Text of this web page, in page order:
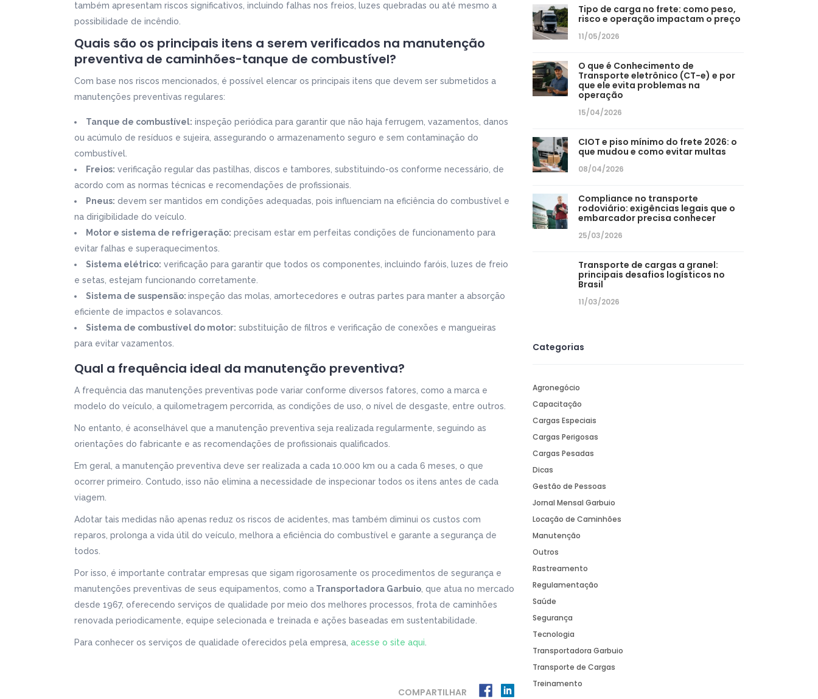
também apresentam riscos significativos, incluindo falhas nos freios, luzes quebradas ou até mesmo a
possibilidade de incêndio.
Quais são os principais itens a serem verificados na manutenção
preventiva de caminhões-tanque de combustível?
Com base nos riscos mencionados, é possível elencar os principais itens que devem ser submetidos a
manutenções preventivas regulares:
Tanque de combustível: inspeção periódica para garantir que não haja ferrugem, vazamentos, danos
ou acúmulo de resíduos e sujeira, assegurando o armazenamento seguro e sem contaminação do
combustível.
Freios: verificação regular das pastilhas, discos e tambores, substituindo-os conforme necessário, de
acordo com as normas técnicas e recomendações de profissionais.
Pneus: devem ser mantidos em condições adequadas, pois influenciam na eficiência do combustível e
na dirigibilidade do veículo.
Motor e sistema de refrigeração: precisam estar em perfeitas condições de funcionamento para
evitar falhas e superaquecimentos.
Sistema elétrico: verificação para garantir que todos os componentes, incluindo faróis, luzes de freio
e setas, estejam funcionando corretamente.
Sistema de suspensão: inspeção das molas, amortecedores e outras partes para manter a absorção
eficiente de impactos e solavancos.
Sistema de combustível do motor: substituição de filtros e verificação de conexões e mangueiras
para evitar vazamentos.
Qual a frequência ideal da manutenção preventiva?
A frequência das manutenções preventivas pode variar conforme diversos fatores, como a marca e
modelo do veículo, a quilometragem percorrida, as condições de uso, o nível de desgaste, entre outros.
No entanto, é aconselhável que a manutenção preventiva seja realizada regularmente, seguindo as
orientações do fabricante e as recomendações de profissionais qualificados.
Em geral, a manutenção preventiva deve ser realizada a cada 10.000 km ou a cada 6 meses, o que
ocorrer primeiro. Contudo, isso não elimina a necessidade de inspecionar todos os itens antes de cada
viagem.
Adotar tais medidas não apenas reduz os riscos de acidentes, mas também diminui os custos com
reparos, prolonga a vida útil do veículo, melhora a eficiência do combustível e garante a segurança de
todos.
Por isso, é importante contratar empresas que sigam rigorosamente os procedimentos de segurança e
manutenções preventivas de seus equipamentos, como a Transportadora Garbuio , que atua no mercado
desde 1967, oferecendo serviços de qualidade por meio dos melhores processos, frota de caminhões
renovada periodicamente, equipe selecionada e treinada e ações baseadas em sustentabilidade.
Para conhecer os serviços de qualidade oferecidos pela empresa, acesse o site aqui
COMPARTILHAR
Tipo de carga no frete: como peso,
risco e operação impactam o preço
11/05/2026
O que é Conhecimento de
Transporte eletrônico (CT-e) e por
que ele evita problemas na
operação
15/04/2026
CIOT e piso mínimo do frete 2026: o
que mudou e como evitar multas
08/04/2026
Compliance no transporte
rodoviário: exigências legais que o
embarcador precisa conhecer
25/03/2026
Transporte de cargas a granel:
principais desafios logísticos no
Brasil
11/03/2026
Categorias
Agronegócio
Capacitação
Cargas Especiais
Cargas Perigosas
Cargas Pesadas
Dicas
Gestão de Pessoas
Jornal Mensal Garbuio
Locação de Caminhões
Manutenção
Outros
Rastreamento
Regulamentação
Saúde
Segurança
Tecnologia
Transportadora Garbuio
Transporte de Cargas
Treinamento